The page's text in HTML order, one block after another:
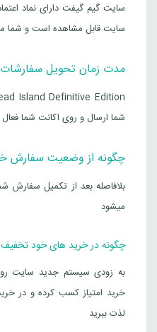
سایت قابل مشاهده است و شما
مدت زمان تحویل
شما ارسال و روی اکانت شما
چگونه از وضعیت سفارش
بلافاصله بعد از تکمیل سفارش
میشود
چگونه در خرید های خود تخفیف
به زودی سیستم جدید سایت
خرید امتیاز کسب کرده و در
لذت ببرید